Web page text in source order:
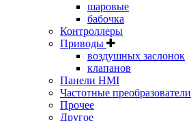
шаровые
бабочка
Контроллеры
Приводы
воздушных заслонок
клапанов
Панели HMI
Частотные преобразователи
Прочее
Другое